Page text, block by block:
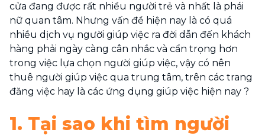
cửa đang được rất nhiều người trẻ và nhất là phái
nữ quan tâm. Nhưng vấn đề hiện nay là có quá
nhiều dịch vụ người giúp việc ra đời dẫn đến khách
hàng phải ngày càng cân nhắc và cẩn trọng hơn
trong việc lựa chọn người giúp việc, vậy có nên
thuê người giúp việc qua trung tâm, trên các trang
đăng việc hay là các ứng dụng giúp việc hiện nay ?
1. Tại sao khi tìm người